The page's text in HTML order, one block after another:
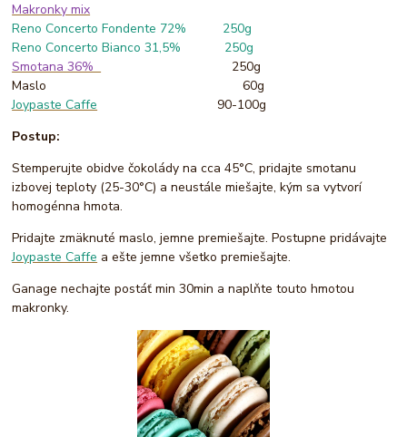
Makronky mix
Reno Concerto Fondente 72% 250g
Reno Concerto Bianco 31,5% 250g
Smotana 36%
250g
Maslo 60g
Joypaste Caffe 90-100g
Postup:
Stemperujte obidve čokolády na cca 45°C, pridajte smotanu
izbovej teploty (25-30°C) a neustále miešajte, kým sa vytvorí
homogénna hmota.
Pridajte zmäknuté maslo, jemne premiešajte. Postupne pridávajte
Joypaste Caffe a ešte jemne všetko premiešajte.
Ganage nechajte postáť min 30min a naplňte touto hmotou
makronky.